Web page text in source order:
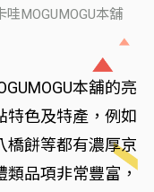
MOGUMOGU本舖
本舖的亮
特色及特產，例如
橋餅等都有濃厚京
類品項非常豐富，